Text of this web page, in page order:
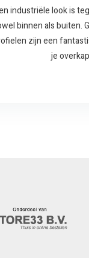
industriële look is
binnen als buiten.
zijn een
je